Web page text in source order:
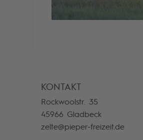
KONTAKT
Rockwoolstr. 35
45966 Gladbeck
zelte@pieper-freizeit.de